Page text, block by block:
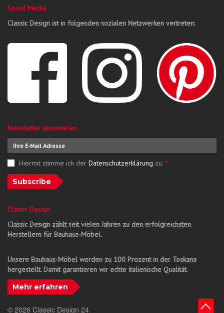
Social Media
Classic Design ist in folgenden sozialen Netzwerken vertreten:
Newsletter abonnieren
Hiermit stimme ich der Datenschutzerklärung zu. *
Subscribe
Classic Design
Classic Design zählt seit vielen Jahren zu den erfolgreichsten
Herstellern für Bauhaus-Möbel.
Unsere Bauhaus-Möbel werden zu 100 Prozent in der Toskana
hergestellt. Damit garantieren wir echte italienische Qualität.
Mehr erfahren
© 2026 Classic Design 24